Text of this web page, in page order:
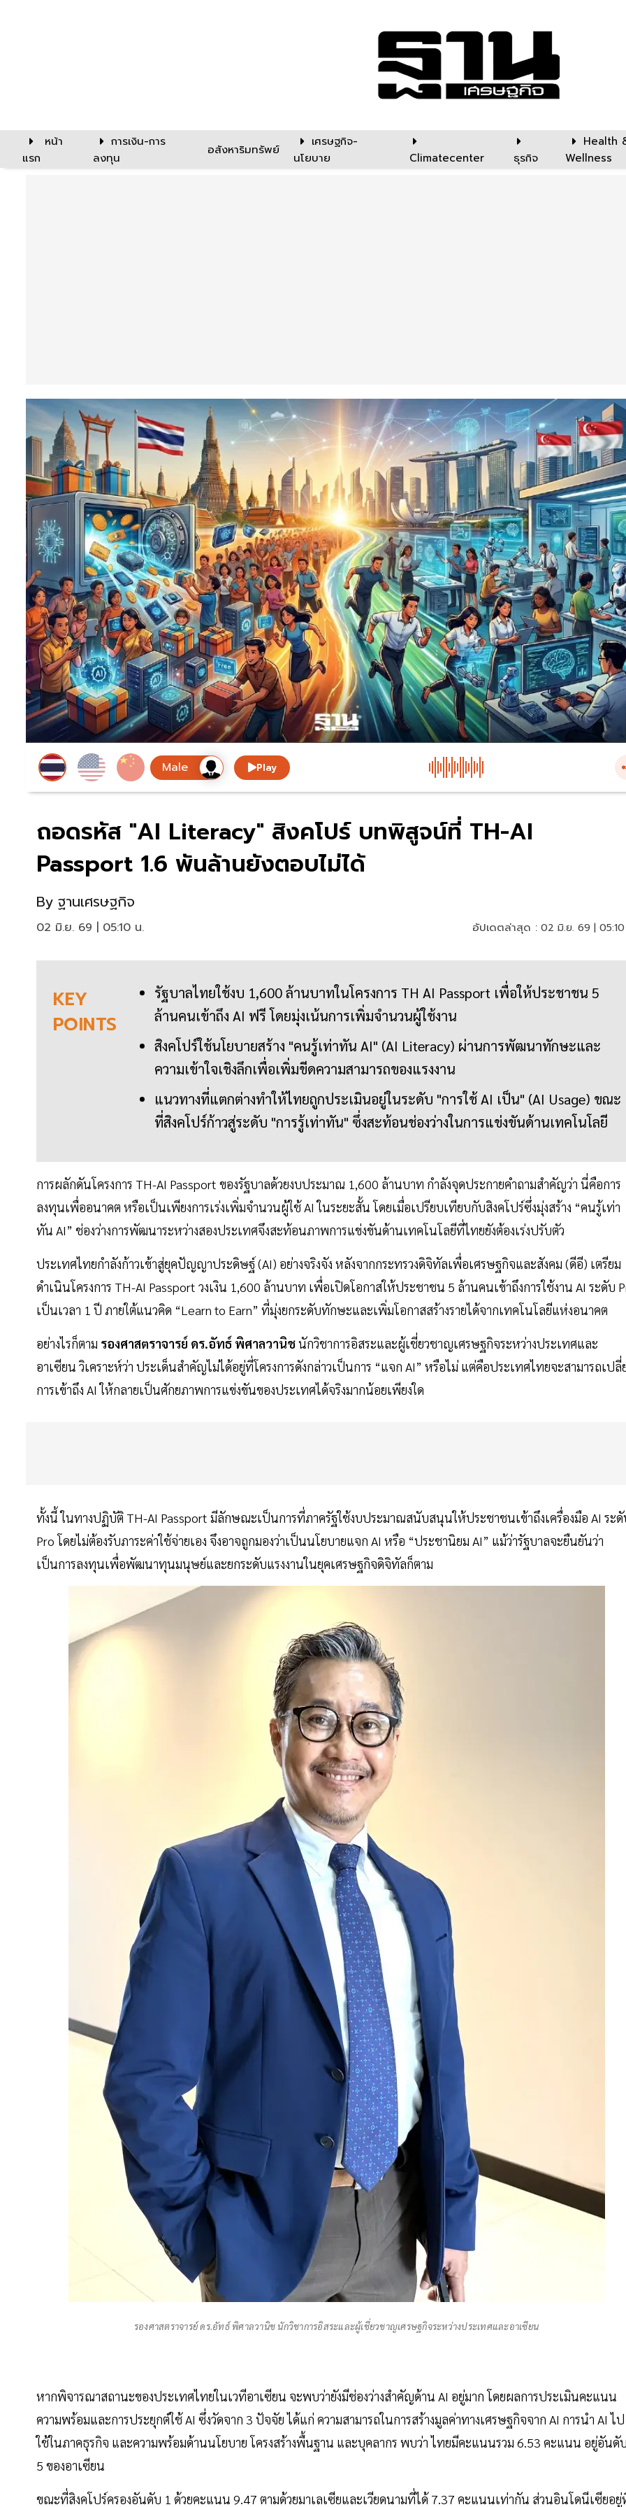
หน้า
แรก
การเงิน-การ
ลงทุน
อสังหาริมทรัพย์
เศรษฐกิจ-
นโยบาย
Climatecenter ธุรกิจ
Health
Wellness
Play
ถอดรหัส "AI Literacy" สิงคโปร์ บทพิสูจน์ที่ TH-AI
Passport 1.6 พันล้านยังตอบไม่ได้
By ฐานเศรษฐกิจ
02 มิ.ย. 69 | 05:10 น. อัปเดตล่าสุด : 02 มิ.ย. 69 |
KEY
POINTS
รัฐบาลไทยใช้งบ 1,600 ล้านบาทในโครงการ TH AI Passport เพื่อให้ประชาชน 5
ล้านคนเข้าถึง AI ฟรี โดยมุ่งเน้นการเพิ่มจำนวนผู้ใช้งาน
สิงคโปร์ใช้นโยบายสร้าง "คนรู้เท่าทัน AI" (AI Literacy) ผ่านการพัฒนาทักษะและ
ความเข้าใจเชิงลึกเพื่อเพิ่มขีดความสามารถของแรงงาน
แนวทางที่แตกต่างทำให้ไทยถูกประเมินอยู่ในระดับ "การใช้ AI เป็น" (AI Usage) ขณะ
ที่สิงคโปร์ก้าวสู่ระดับ "การรู้เท่าทัน" ซึ่งสะท้อนช่องว่างในการแข่งขันด้านเทคโนโลยี
การผลักดันโครงการ TH-AI Passport ของรัฐบาลด้วยงบประมาณ 1,600 ล้านบาท กำลังจุดประกายคำถามสำคัญว่า นี่คือการ
ลงทุนเพื่ออนาคต หรือเป็นเพียงการเร่งเพิ่มจำนวนผู้ใช้ AI ในระยะสั้น โดยเมื่อเปรียบเทียบกับสิงคโปร์ซึ่งมุ่งสร้าง “คนรู้เท่า
ทัน AI” ช่องว่างการพัฒนาระหว่างสองประเทศจึงสะท้อนภาพการแข่งขันด้านเทคโนโลยีที่ไทยยังต้องเร่งปรับตัว
ประเทศไทยกำลังก้าวเข้าสู่ยุคปัญญาประดิษฐ์ (AI) อย่างจริงจัง หลังจากกระทรวงดิจิทัลเพื่อเศรษฐกิจและสังคม (ดีอี) เตรียม
ดำเนินโครงการ TH-AI Passport วงเงิน 1,600 ล้านบาท เพื่อเปิดโอกาสให้ประชาชน 5 ล้านคนเข้าถึงการใช้งาน AI ระดับ
เป็นเวลา 1 ปี ภายใต้แนวคิด “Learn to Earn” ที่มุ่งยกระดับทักษะและเพิ่มโอกาสสร้างรายได้จากเทคโนโลยีแห่งอนาคต
อย่างไรก็ตาม รองศาสตราจารย์ ดร.อัทธ์ พิศาลวานิชนักวิชาการอิสระและผู้เชี่ยวชาญเศรษฐกิจระหว่างประเทศและ
อาเซียน วิเคราะห์ว่า ประเด็นสำคัญไม่ได้อยู่ที่โครงการดังกล่าวเป็นการ “แจก AI” หรือไม่ แต่คือประเทศไทยจะสามารถเป
การเข้าถึง AI ให้กลายเป็นศักยภาพการแข่งขันของประเทศได้จริงมากน้อยเพียงใด
ทั้งนี้ ในทางปฏิบัติ TH-AI Passport มีลักษณะเป็นการที่ภาครัฐใช้งบประมาณสนับสนุนให้ประชาชนเข้าถึงเครื่องมือ AI ระ
Pro โดยไม่ต้องรับภาระค่าใช้จ่ายเอง จึงอาจถูกมองว่าเป็นนโยบายแจก AI หรือ “ประชานิยม AI” แม้ว่ารัฐบาลจะยืนยันว่า
เป็นการลงทุนเพื่อพัฒนาทุนมนุษย์และยกระดับแรงงานในยุคเศรษฐกิจดิจิทัลก็ตาม
รองศาสตราจารย์ ดร.อัทธ์ พิศาลวานิช นักวิชาการอิสระและผู้เชี่ยวชาญเศรษฐกิจระหว่างประเทศและอาเซียน
หากพิจารณาสถานะของประเทศไทยในเวทีอาเซียน จะพบว่ายังมีช่องว่างสำคัญด้าน AI อยู่มาก โดยผลการประเมินคะแนน
ความพร้อมและการประยุกต์ใช้ AI ซึ่งวัดจาก 3 ปัจจัย ได้แก่ ความสามารถในการสร้างมูลค่าทางเศรษฐกิจจาก AI การนำ AI ไป
ใช้ในภาคธุรกิจ และความพร้อมด้านนโยบาย โครงสร้างพื้นฐาน และบุคลากร พบว่า ไทยมีคะแนนรวม 6.53 คะแนน อยู่อันดั
5 ของอาเซียน
ขณะที่สิงคโปร์ครองอันดับ 1 ด้วยคะแนน 9.47 ตามด้วยมาเลเซียและเวียดนามที่ได้ 7.37 คะแนนเท่ากัน ส่วนอินโดนีเซียอ